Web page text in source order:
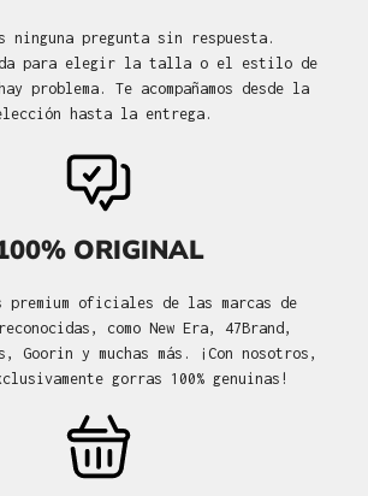
ninguna pregunta sin respuesta.
para elegir la talla o el estilo de
problema. Te acompañamos desde la
hasta la entrega.
ORIGINAL
premium oficiales de las marcas de
como New Era, 47Brand,
Goorin y muchas más. ¡Con nosotros,
gorras 100% genuinas!